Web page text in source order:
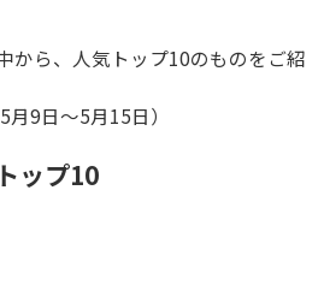
から、人気トップ10のものをご紹
9日〜5月15日）
ップ10